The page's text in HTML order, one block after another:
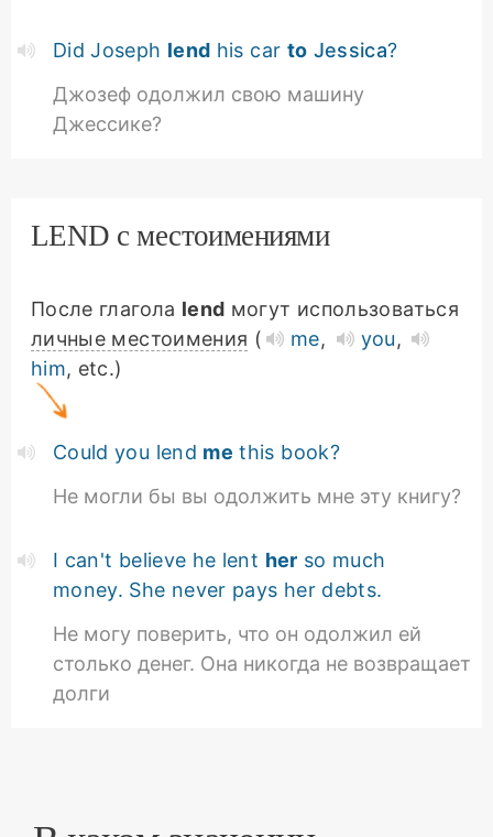
Did Joseph lend his car to Jessica?
Джозеф одолжил свою машину
Джессике?
LEND с местоимениями
После глагола lend могут использоваться
личные местоимения ( me, you,
him, etc.)
Could you lend me this book?
Не могли бы вы одолжить мне эту книгу?
I can't believe he lent her so much
money. She never pays her debts.
Не могу поверить, что он одолжил ей
столько денег. Она никогда не возвращает
долги